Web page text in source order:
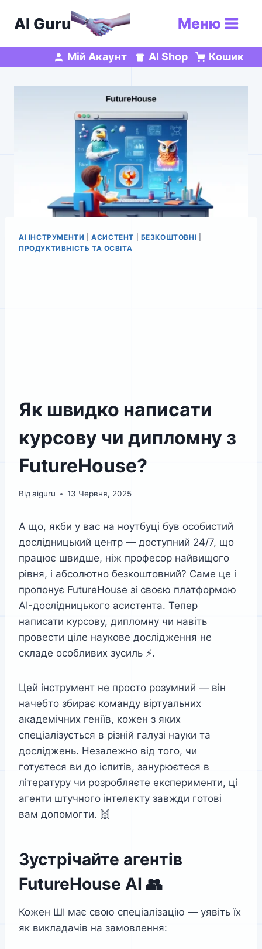
AI Guru Меню
Мій Акаунт AI Shop Кошик
AI ІНСТРУМЕНТИ |АСИСТЕНТ БЕЗКОШТОВНІ
ПРОДУКТИВНІСТЬ ТА ОСВІТА
Як швидко написати
курсову чи дипломну з
FutureHouse?
Відaiguru 13 Червня, 2025
А що, якби у вас на ноутбуці був особистий
дослідницький центр — доступний 24/7, що
працює швидше, ніж професор найвищого
рівня, і абсолютно безкоштовний? Саме це і
пропонує FutureHouse зі своєю платформою
AI-дослідницького асистента. Тепер
написати курсову, дипломну чи навіть
провести ціле наукове дослідження не
складе особливих зусиль ⚡.
Цей інструмент не просто розумний — він
начебто збирає команду віртуальних
академічних геніїв, кожен з яких
спеціалізується в різній галузі науки та
досліджень. Незалежно від того, чи
готуєтеся ви до іспитів, занурюєтеся в
літературу чи розробляєте експерименти, ці
агенти штучного інтелекту завжди готові
вам допомогти. 🙌
Зустрічайте агентів
FutureHouse AI 👥
Кожен ШІ має свою спеціалізацію — уявіть їх
як викладачів на замовлення: